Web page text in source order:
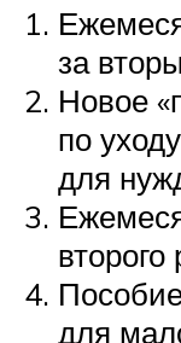
за
Новое
по
для
для